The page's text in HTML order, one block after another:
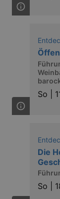
So |
Die
So |
Cross-Site Request
Analytics -
used analytics
assigning a randomly
in each page
and campaign data
after 2 years,
Analytics. This
2017 no information is
update a unique